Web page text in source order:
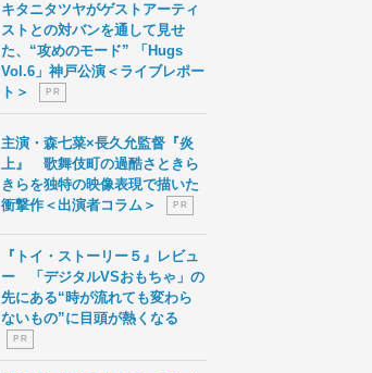
キタニタツヤがゲストアーティ
ストとの対バンを通して見せ
た、“攻めのモード” 「Hugs
Vol.6」神戸公演＜ライブレポー
ト＞
P R
主演・森七菜×長久允監督『炎
上』 歌舞伎町の過酷さときら
きらを独特の映像表現で描いた
衝撃作＜出演者コラム＞
P R
『トイ・ストーリー５』レビュ
ー 「デジタルVSおもちゃ」の
先にある“時が流れても変わら
ないもの”に目頭が熱くなる
P R